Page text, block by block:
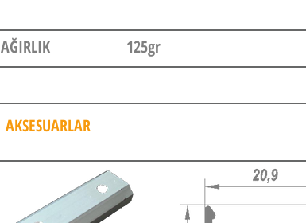
AĞIRLIK
125gr
AKSESUARLAR